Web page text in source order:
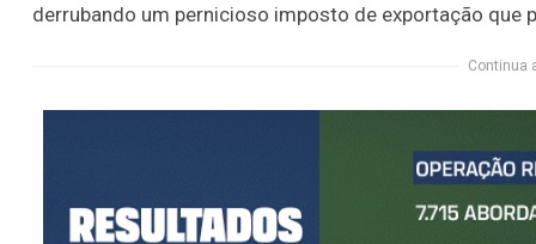
derrubando um pernicioso imposto de exportação que
Continua